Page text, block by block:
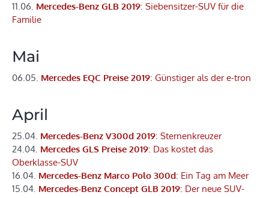
11.06. Mercedes-Benz GLB 2019: Siebensitzer-SUV für die
Familie
Mai
06.05. Mercedes EQC Preise 2019: Günstiger als der e-tron
April
25.04. Mercedes-Benz V300d 2019: Sternenkreuzer
24.04. Mercedes GLS Preise 2019: Das kostet das
Oberklasse-SUV
16.04. Mercedes-Benz Marco Polo 300d: Ein Tag am Meer
15.04. Mercedes-Benz Concept GLB 2019: Der neue SUV-